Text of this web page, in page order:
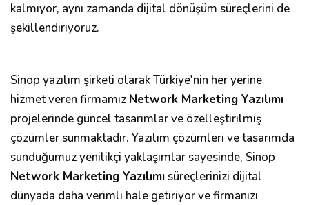
kalmıyor, aynı zamanda dijital dönüşüm süreçlerini de
şekillendiriyoruz.
Sinop yazılım şirketi olarak Türkiye'nin her yerine
hizmet veren firmamız Network Marketing Yazılımı
projelerinde güncel tasarımlar ve özelleştirilmiş
çözümler sunmaktadır. Yazılım çözümleri ve tasarımda
sunduğumuz yenilikçi yaklaşımlar sayesinde, Sinop
Network Marketing Yazılımısüreçlerinizi dijital
dünyada daha verimli hale getiriyor ve firmanızı